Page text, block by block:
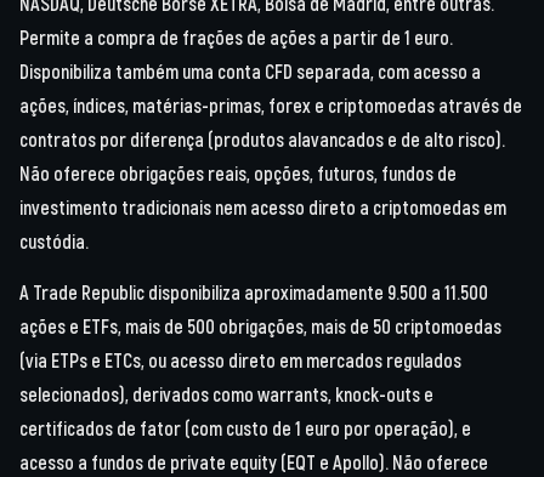
Permite a compra de frações de ações a partir de 1 euro.
Disponibiliza também uma conta CFD separada, com acesso a
ações, índices, matérias-primas, forex e criptomoedas através de
contratos por diferença (produtos alavancados e de alto risco).
Não oferece obrigações reais, opções, futuros, fundos de
investimento tradicionais nem acesso direto a criptomoedas em
custódia.
A Trade Republic disponibiliza aproximadamente 9.500 a 11.500
ações e ETFs, mais de 500 obrigações, mais de 50 criptomoedas
(via ETPs e ETCs, ou acesso direto em mercados regulados
selecionados), derivados como warrants, knock-outs e
certificados de fator (com custo de 1 euro por operação), e
acesso a fundos de private equity (EQT e Apollo). Não oferece